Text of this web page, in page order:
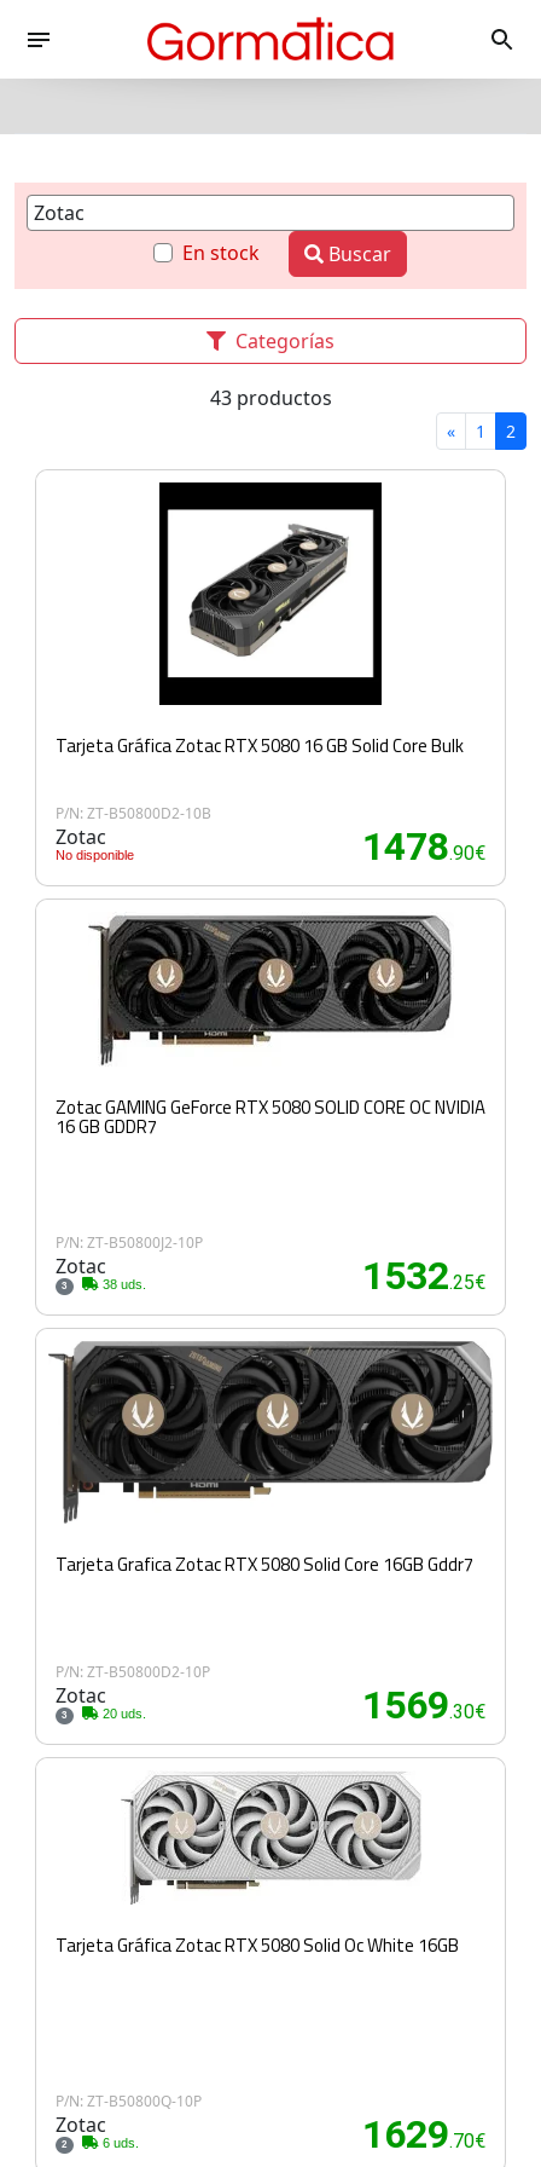
En stock Buscar
Categorías
43 productos
« 1 2
Tarjeta Gráfica Zotac RTX 5080 16 GB Solid Core Bulk
P/N: ZT-B50800D2-10B
Zotac
No disponible 1478.90€
Zotac GAMING GeForce RTX 5080 SOLID CORE OC NVIDIA
16 GB GDDR7
P/N: ZT-B50800J2-10P
Zotac
3 38 uds. 1532.25€
Tarjeta Grafica Zotac RTX 5080 Solid Core 16GB Gddr7
P/N: ZT-B50800D2-10P
Zotac
3 20 uds. 1569.30€
Tarjeta Gráfica Zotac RTX 5080 Solid Oc White 16GB
P/N: ZT-B50800Q-10P
Zotac
2 6 uds. 1629.70€